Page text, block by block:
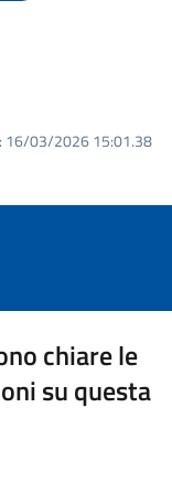
16/03/2026 15:01.38
chiare le
su questa